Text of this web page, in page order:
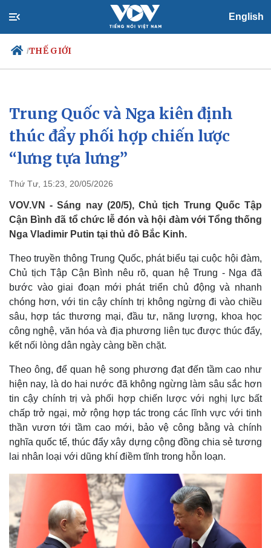
English
/THẾ GIỚI
Chính trị
Đảng
Tổ chức nhân sự
Quốc hội
Nhận diện sự thật
Xã hội
Tin 24h
Dự báo thời tiết
Trung Quốc và Nga kiên định
thúc đẩy phối hợp chiến lược
“lưng tựa lưng”
Thứ Tư, 15:23, 20/05/2026
VOV.VN - Sáng nay (20/5), Chủ tịch Trung Quốc Tập
Cận Bình đã tổ chức lễ đón và hội đàm với Tổng thống
Nga Vladimir Putin tại thủ đô Bắc Kinh.
Theo truyền thông Trung Quốc, phát biểu tại cuộc hội đàm,
Chủ tịch Tập Cận Bình nêu rõ, quan hệ Trung - Nga đã
bước vào giai đoạn mới phát triển chủ động và nhanh
chóng hơn, với tin cậy chính trị không ngừng đi vào chiều
sâu, hợp tác thương mại, đầu tư, năng lượng, khoa học
công nghệ, văn hóa và địa phương liên tục được thúc đẩy,
kết nối lòng dân ngày càng bền chặt.
Theo ông, để quan hệ song phương đạt đến tầm cao như
hiện nay, là do hai nước đã không ngừng làm sâu sắc hơn
tin cậy chính trị và phối hợp chiến lược với nghị lực bất
chấp trở ngại, mở rộng hợp tác trong các lĩnh vực với tinh
thần vươn tới tầm cao mới, bảo vệ công bằng và chính
nghĩa quốc tế, thúc đẩy xây dựng cộng đồng chia sẻ tương
lai nhân loại với dũng khí điềm tĩnh trong hỗn loạn.